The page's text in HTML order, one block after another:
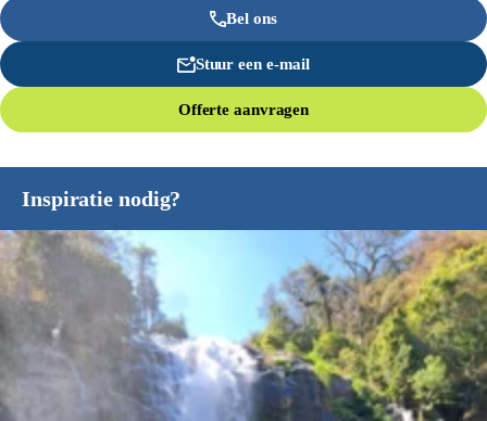
Bel ons
Stuur een e-mail
Offerte aanvragen
Inspiratie nodig?